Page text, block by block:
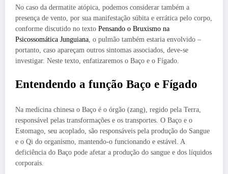
No caso da dermatite atópica, podemos considerar também a
presença de vento, por sua manifestação súbita e errática pelo corpo,
conforme discutido no texto Pensando o Bruxismo na
Psicossomática Junguiana, o pulmão também estaria envolvido –
portanto, caso apareçam outros sintomas associados, deve-se
investigar. Neste texto, enfatizaremos o Baço e o Fígado.
Entendendo a função Baço e Fígado
Na medicina chinesa o Baço é o órgão (zang), regido pela Terra,
responsável pelas transformações e os transportes. O Baço e o
Estomago, seu acoplado, são responsáveis pela produção do Sangue
e o Qi do organismo, mantendo-o funcionando e estável. A
deficiência do Baço pode afetar a produção do sangue e dos líquidos
corporais.